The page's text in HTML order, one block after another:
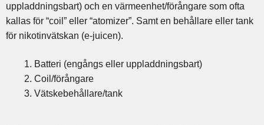
uppladdningsbart) och en värmeenhet/förångare som ofta
kallas för “coil” eller “atomizer”. Samt en behållare eller tank
för nikotinvätskan (e-juicen).
Batteri (engångs eller uppladdningsbart)
Coil/förångare
Vätskebehållare/tank